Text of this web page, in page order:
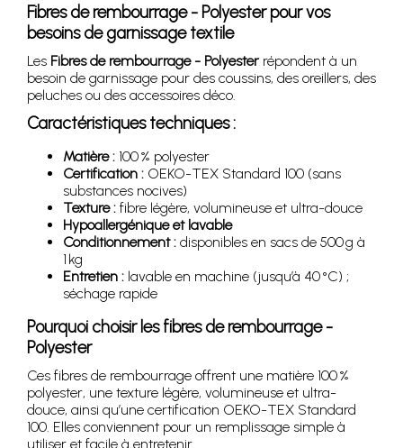
Fibres de rembourrage - Polyester pour vos
besoins de garnissage textile
Les Fibres de rembourrage - Polyesterrépondent à un
besoin de garnissage pour des coussins, des oreillers, des
peluches ou des accessoires déco.
Caractéristiques techniques :
Matière : 100 % polyester
Certification : OEKO-TEX Standard 100 (sans
substances nocives)
Texture : fibre légère, volumineuse et ultra-douce
Hypoallergénique et lavable
Conditionnement : disponibles en sacs de 500 g à
1 kg
Entretien : lavable en machine (jusqu’à 40 °C) ;
séchage rapide
Pourquoi choisir les fibres de rembourrage -
Polyester
Ces fibres de rembourrage offrent une matière 100 %
polyester, une texture légère, volumineuse et ultra-
douce, ainsi qu’une certification OEKO-TEX Standard
100. Elles conviennent pour un remplissage simple à
utiliser et facile à entretenir.